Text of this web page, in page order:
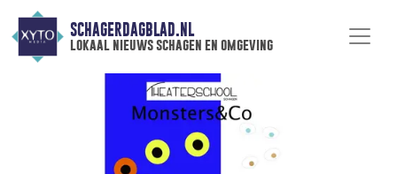
SCHAGERDAGBLAD.NL
lokaal nieuws schagen en omgeving